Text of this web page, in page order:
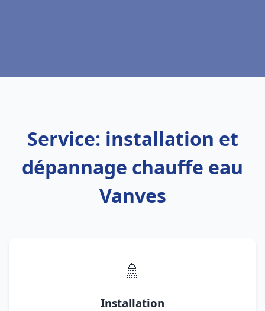
Service: installation et
dépannage chauffe eau
Vanves
🚿
Installation